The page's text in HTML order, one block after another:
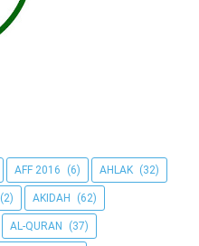
AFF 2016 (6) AHLAK (32)
(2) AKIDAH (62)
AL-QURAN (37)